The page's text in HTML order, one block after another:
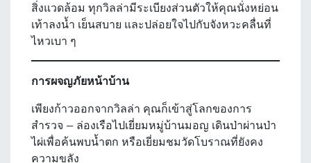
สิ่งแวดล้อม ทุกวิลล่ามีระเบียงส่วนตัวให้คุณนั่งหย่อน
เท้าลงน้ำ เย็นสบาย และปล่อยใจไปกับจังหวะคลื่นที่
ไหวเบา ๆ
การผจญภัยหน้าบ้าน
เพียงก้าวออกจากวิลล่า คุณก็เข้าสู่โลกของการ
สำรวจ — ล่องเรือไปเยี่ยมหมู่บ้านมอญ เดินป่าผ่านป่า
ไผ่เพื่อค้นพบน้ำตก หรือเยี่ยมชมวัดโบราณที่ยังคง
ความขลัง